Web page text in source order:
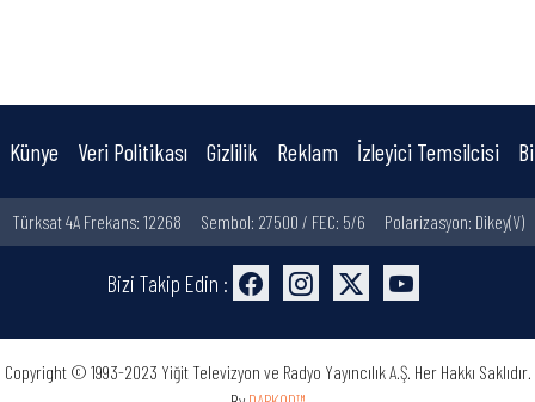
Künye Veri Politikası Gizlilik Reklam İzleyici Temsilcisi
Türksat 4A Frekans: 12268 Sembol: 27500 / FEC: 5/6 Polarizasyon: Dikey(V)
Bizi Takip Edin :
Copyright © 1993-2023 Yiğit Televizyon ve Radyo Yayıncılık A.Ş. Her Hakkı Saklıdır.